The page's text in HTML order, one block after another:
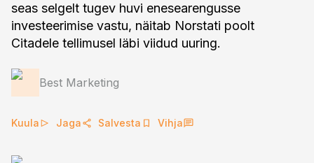
seas selgelt tugev huvi enesearengusse
investeerimise vastu, näitab Norstati poolt
Citadele tellimusel läbi viidud uuring.
Best Marketing
Kuula Jaga Salvesta Vihja